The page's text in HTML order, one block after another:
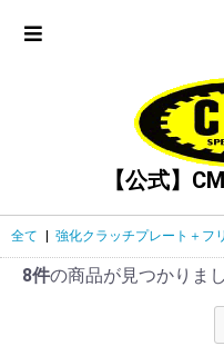
【公式】
全て 強化クラッチプレート＋フ
8件の商品が見つかりま